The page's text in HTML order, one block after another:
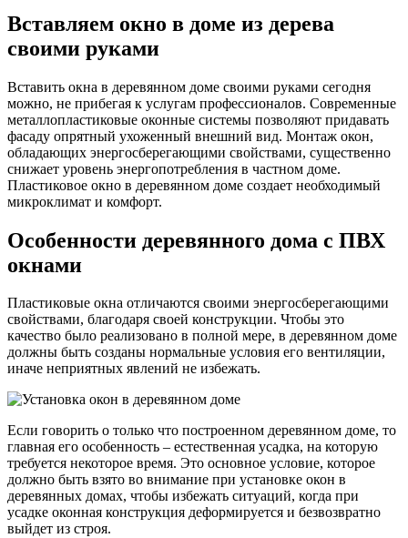
Вставляем окно в доме из дерева
своими руками
Вставить окна в деревянном доме своими руками сегодня
можно, не прибегая к услугам профессионалов. Современные
металлопластиковые оконные системы позволяют придавать
фасаду опрятный ухоженный внешний вид. Монтаж окон,
обладающих энергосберегающими свойствами, существенно
снижает уровень энергопотребления в частном доме.
Пластиковое окно в деревянном доме создает необходимый
микроклимат и комфорт.
Особенности деревянного дома с ПВХ
окнами
Пластиковые окна отличаются своими энергосберегающими
свойствами, благодаря своей конструкции. Чтобы это
качество было реализовано в полной мере, в деревянном доме
должны быть созданы нормальные условия его вентиляции,
иначе неприятных явлений не избежать.
Если говорить о только что построенном деревянном доме, то
главная его особенность – естественная усадка, на которую
требуется некоторое время. Это основное условие, которое
должно быть взято во внимание при установке окон в
деревянных домах, чтобы избежать ситуаций, когда при
усадке оконная конструкция деформируется и безвозвратно
выйдет из строя.